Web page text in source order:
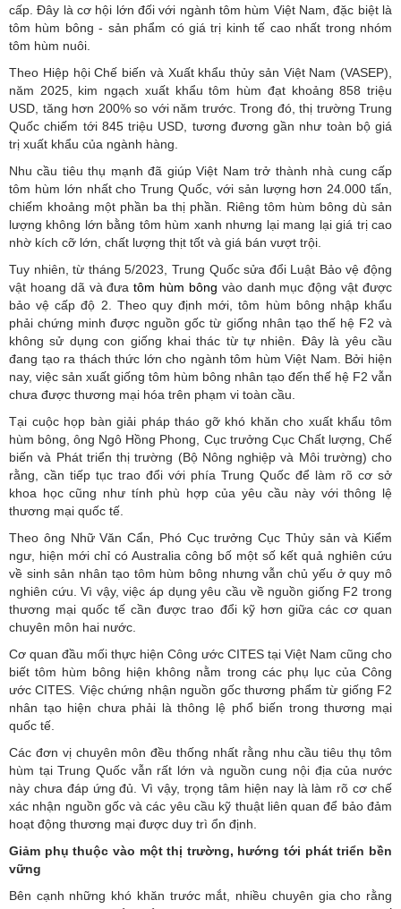
cấp. Đây là cơ hội lớn đối với ngành tôm hùm Việt Nam, đặc biệt là
tôm hùm bông - sản phẩm có giá trị kinh tế cao nhất trong nhóm
tôm hùm nuôi.
Theo Hiệp hội Chế biến và Xuất khẩu thủy sản Việt Nam (VASEP),
năm 2025, kim ngạch xuất khẩu tôm hùm đạt khoảng 858 triệu
USD, tăng hơn 200% so với năm trước. Trong đó, thị trường Trung
Quốc chiếm tới 845 triệu USD, tương đương gần như toàn bộ giá
trị xuất khẩu của ngành hàng.
Nhu cầu tiêu thụ mạnh đã giúp Việt Nam trở thành nhà cung cấp
tôm hùm lớn nhất cho Trung Quốc, với sản lượng hơn 24.000 tấn,
chiếm khoảng một phần ba thị phần. Riêng tôm hùm bông dù sản
lượng không lớn bằng tôm hùm xanh nhưng lại mang lại giá trị cao
nhờ kích cỡ lớn, chất lượng thịt tốt và giá bán vượt trội.
Tuy nhiên, từ tháng 5/2023, Trung Quốc sửa đổi Luật Bảo vệ động
vật hoang dã và đưatôm hùm bông vào danh mục động vật được
bảo vệ cấp độ 2. Theo quy định mới, tôm hùm bông nhập khẩu
phải chứng minh được nguồn gốc từ giống nhân tạo thế hệ F2 và
không sử dụng con giống khai thác từ tự nhiên. Đây là yêu cầu
đang tạo ra thách thức lớn cho ngành tôm hùm Việt Nam. Bởi hiện
nay, việc sản xuất giống tôm hùm bông nhân tạo đến thế hệ F2 vẫn
chưa được thương mại hóa trên phạm vi toàn cầu.
Tại cuộc họp bàn giải pháp tháo gỡ khó khăn cho xuất khẩu tôm
hùm bông, ông Ngô Hồng Phong, Cục trưởng Cục Chất lượng, Chế
biến và Phát triển thị trường (Bộ Nông nghiệp và Môi trường) cho
rằng, cần tiếp tục trao đổi với phía Trung Quốc để làm rõ cơ sở
khoa học cũng như tính phù hợp của yêu cầu này với thông lệ
thương mại quốc tế.
Theo ông Nhữ Văn Cẩn, Phó Cục trưởng Cục Thủy sản và Kiểm
ngư, hiện mới chỉ có Australia công bố một số kết quả nghiên cứu
về sinh sản nhân tạo tôm hùm bông nhưng vẫn chủ yếu ở quy mô
nghiên cứu. Vì vậy, việc áp dụng yêu cầu về nguồn giống F2 trong
thương mại quốc tế cần được trao đổi kỹ hơn giữa các cơ quan
chuyên môn hai nước.
Cơ quan đầu mối thực hiện Công ước CITES tại Việt Nam cũng cho
biết tôm hùm bông hiện không nằm trong các phụ lục của Công
ước CITES. Việc chứng nhận nguồn gốc thương phẩm từ giống F2
nhân tạo hiện chưa phải là thông lệ phổ biến trong thương mại
quốc tế.
Các đơn vị chuyên môn đều thống nhất rằng nhu cầu tiêu thụ tôm
hùm tại Trung Quốc vẫn rất lớn và nguồn cung nội địa của nước
này chưa đáp ứng đủ. Vì vậy, trọng tâm hiện nay là làm rõ cơ chế
xác nhận nguồn gốc và các yêu cầu kỹ thuật liên quan để bảo đảm
hoạt động thương mại được duy trì ổn định.
Giảm phụ thuộc vào một thị trường, hướng tới phát triển bền
vững
Bên cạnh những khó khăn trước mắt, nhiều chuyên gia cho rằng